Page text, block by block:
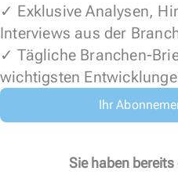
✓ Exklusive Analysen,
Interviews aus der
✓ Tägliche Branchen-
wichtigsten
Ihr
Sie haben